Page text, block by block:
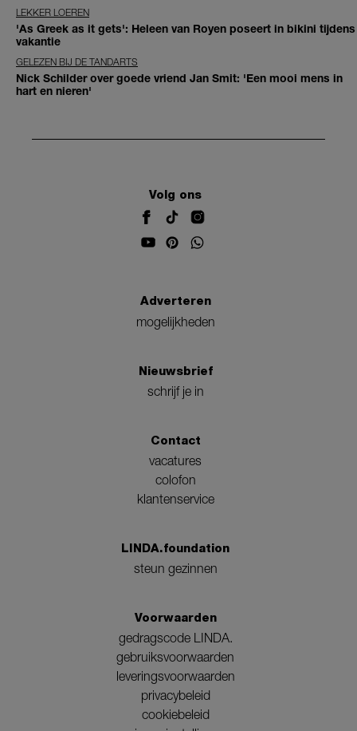
LEKKER LOEREN
'As Greek as it gets': Heleen van Royen poseert in bikini tijdens
vakantie
GELEZEN BIJ DE TANDARTS
Nick Schilder over goede vriend Jan Smit: 'Een mooi mens in
hart en nieren'
Volg ons
Adverteren
mogelijkheden
Nieuwsbrief
schrijf je in
Contact
vacatures
colofon
klantenservice
LINDA.foundation
steun gezinnen
Voorwaarden
gedragscode LINDA.
gebruiksvoorwaarden
leveringsvoorwaarden
privacybeleid
cookiebeleid